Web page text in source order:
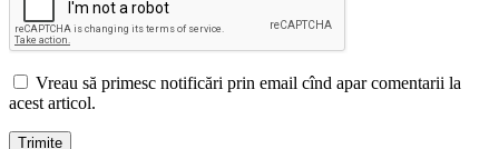
Vreau să primesc notificări prin email cînd apar comentarii la
acest articol.